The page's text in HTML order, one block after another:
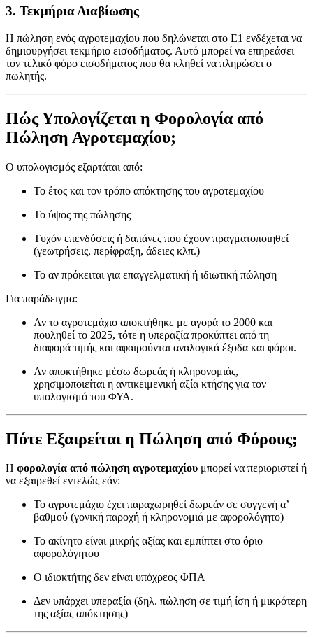
3. Τεκμήρια Διαβίωσης
Η πώληση ενός αγροτεμαχίου που δηλώνεται στο Ε1 ενδέχεται να
δημιουργήσει τεκμήριο εισοδήματος. Αυτό μπορεί να επηρεάσει
τον τελικό φόρο εισοδήματος που θα κληθεί να πληρώσει ο
πωλητής.
Πώς Υπολογίζεται η Φορολογία από
Πώληση Αγροτεμαχίου;
Ο υπολογισμός εξαρτάται από:
Το έτος και τον τρόπο απόκτησης του αγροτεμαχίου
Το ύψος της πώλησης
Τυχόν επενδύσεις ή δαπάνες που έχουν πραγματοποιηθεί
(γεωτρήσεις, περίφραξη, άδειες κλπ.)
Το αν πρόκειται για επαγγελματική ή ιδιωτική πώληση
Για παράδειγμα:
Αν το αγροτεμάχιο αποκτήθηκε με αγορά το 2000 και
πουληθεί το 2025, τότε η υπεραξία προκύπτει από τη
διαφορά τιμής και αφαιρούνται αναλογικά έξοδα και φόροι.
Αν αποκτήθηκε μέσω δωρεάς ή κληρονομιάς,
χρησιμοποιείται η αντικειμενική αξία κτήσης για τον
υπολογισμό του ΦΥΑ.
Πότε Εξαιρείται η Πώληση από Φόρους;
Η φορολογία από πώληση αγροτεμαχίου μπορεί να περιοριστεί ή
να εξαιρεθεί εντελώς εάν:
Το αγροτεμάχιο έχει παραχωρηθεί δωρεάν σε συγγενή α’
βαθμού (γονική παροχή ή κληρονομιά με αφορολόγητο)
Το ακίνητο είναι μικρής αξίας και εμπίπτει στο όριο
αφορολόγητου
Ο ιδιοκτήτης δεν είναι υπόχρεος ΦΠΑ
Δεν υπάρχει υπεραξία (δηλ. πώληση σε τιμή ίση ή μικρότερη
της αξίας απόκτησης)